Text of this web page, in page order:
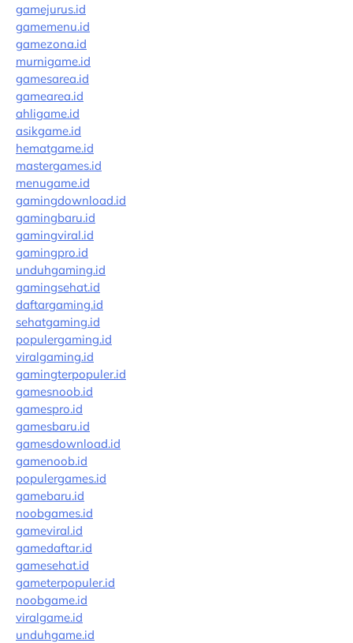
gamejurus.id
gamemenu.id
gamezona.id
murnigame.id
gamesarea.id
gamearea.id
ahligame.id
asikgame.id
hematgame.id
mastergames.id
menugame.id
gamingdownload.id
gamingbaru.id
gamingviral.id
gamingpro.id
unduhgaming.id
gamingsehat.id
daftargaming.id
sehatgaming.id
populergaming.id
viralgaming.id
gamingterpopuler.id
gamesnoob.id
gamespro.id
gamesbaru.id
gamesdownload.id
gamenoob.id
populergames.id
gamebaru.id
noobgames.id
gameviral.id
gamedaftar.id
gamesehat.id
gameterpopuler.id
noobgame.id
viralgame.id
unduhgame.id